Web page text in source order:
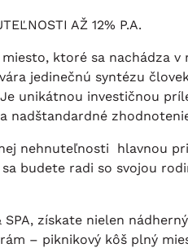
AŽ 12% P.A.
ktoré sa nachádza
jedinečnú syntézu
unikátnou investičnou
nehnuteľnosti hlavnou
budete radi so svojou
získate nielen
– piknikový kôš plný